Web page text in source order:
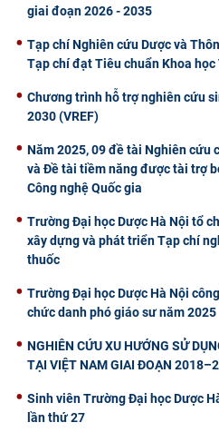
giai đoạn 2026 - 2035
Tạp chí Nghiên cứu Dược và
Tạp chí đạt Tiêu chuẩn Khoa
Chương trình hỗ trợ nghiên cứu
2030 (VREF)
Năm 2025, 09 đề tài Nghiên cứu
và Đề tài tiềm năng được tài trợ
Công nghệ Quốc gia
Trường Đại học Dược Hà Nội tổ
xây dựng và phát triển Tạp chí
thuốc
Trường Đại học Dược Hà Nội
chức danh phó giáo sư năm 2025
NGHIÊN CỨU XU HƯỚNG SỬ
TẠI VIỆT NAM GIAI ĐOẠN
Sinh viên Trường Đại học Dược
lần thứ 27